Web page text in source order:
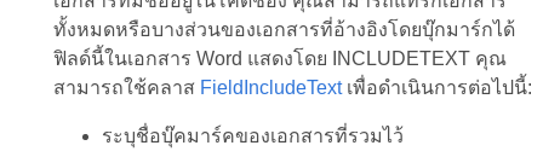
ทั้งหมดหรือบางส่วนของเอกสารที่อ้างอิงโดยบุ๊กมาร์กได้
ฟิลด์นี้ในเอกสาร Word แสดงโดย INCLUDETEXT คุณ
สามารถใช้คลาส FieldIncludeTextเพื่อดำเนินการต่อไปนี้:
ระบุชื่อบุ๊คมาร์คของเอกสารที่รวมไว้